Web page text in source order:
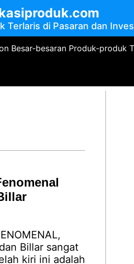
Terlaris di Pasaran dan
Besar-besaran Produk-produk
Billar sangat
kiri ini adalah